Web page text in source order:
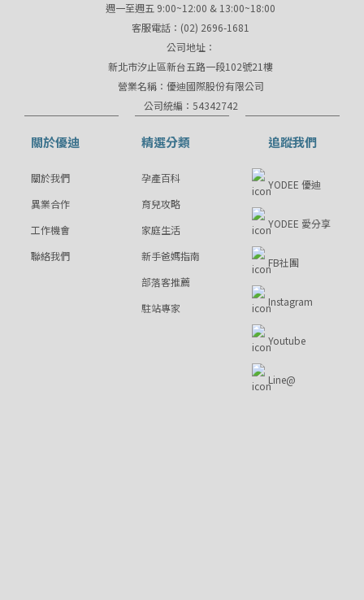
週一至週五 9:00~12:00 & 13:00~18:00
客服電話：(02) 2696-1681
公司地址：
新北市汐止區新台五路一段102號21樓
營業名稱：優迪國際股份有限公司
公司統編：54342742
關於優迪
關於我們
異業合作
工作機會
聯絡我們
精選分類
孕產百科
育兒攻略
家庭生活
新手爸媽指南
部落客推薦
駐站專家
追蹤我們
YODEE 優迪
YODEE 愛分享
FB社團
Instagram
Youtube
Line@